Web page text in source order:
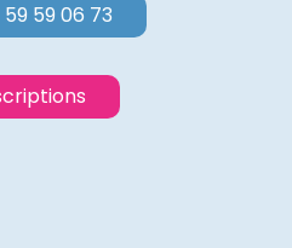
59 06 73